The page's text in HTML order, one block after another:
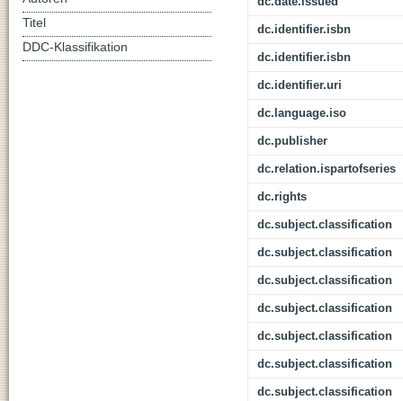
dc.identifier.isbn
dc.identifier.isbn
dc.identifier.uri
dc.language.iso
dc.publisher
dc.relation.ispartofseries
dc.rights
dc.subject.classification
dc.subject.classification
dc.subject.classification
dc.subject.classification
dc.subject.classification
dc.subject.classification
dc.subject.classification
Titel
DDC-Klassifikation